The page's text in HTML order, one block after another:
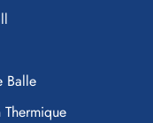
Balle